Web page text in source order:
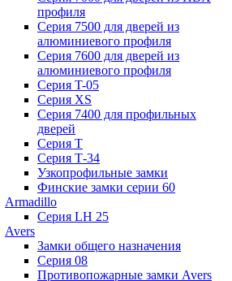
профиля
Серия 7500 для дверей из
алюминиевого профиля
Серия 7600 для дверей из
алюминиевого профиля
Серия T-05
Серия XS
Серия 7400 для профильных
дверей
Серия Т
Серия Т-34
Узкопрофильные замки
Финские замки серии 60
Armadillo
Серия LH 25
Avers
Замки общего назначения
Серия 08
Противопожарные замки Avers